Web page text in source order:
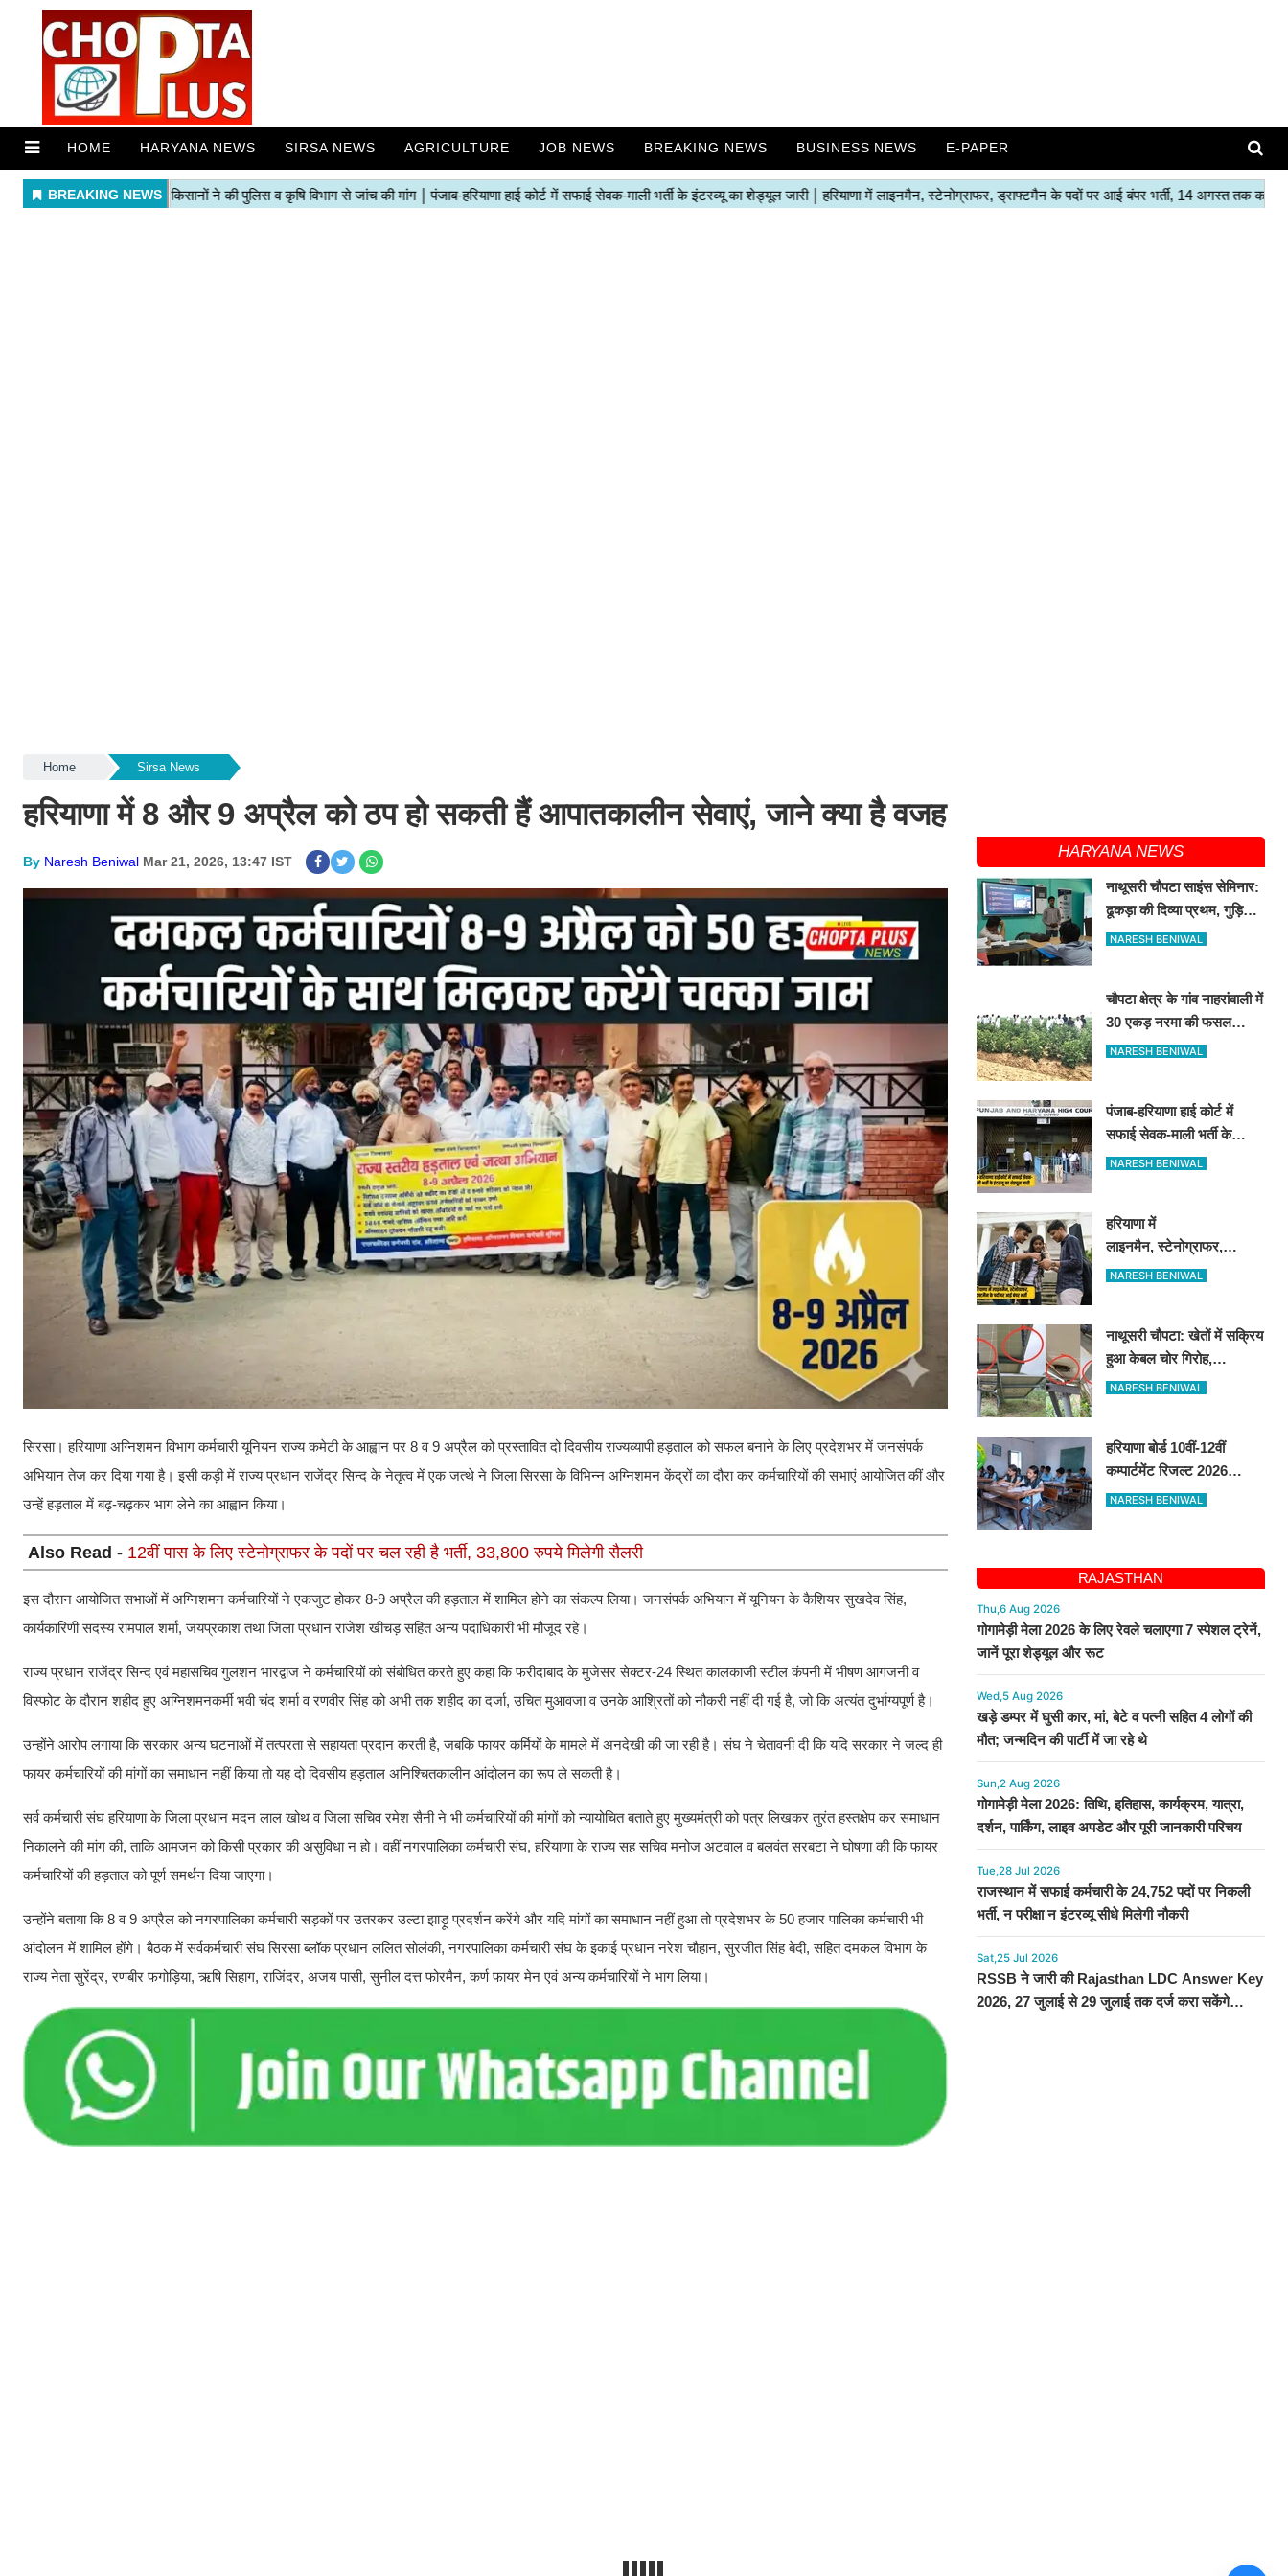
HOME HARYANA NEWS SIRSA NEWS AGRICULTURE JOB NEWS BREAKING NEWS BUSINESS NEWS E-PAPER
Home Sirsa News
हरियाणा में 8 और 9 अप्रैल को ठप हो सकती हैं आपातकालीन सेवाएं, जाने क्या है वजह
By Naresh Beniwal Mar 21, 2026, 13:47 IST
सिरसा। हरियाणा अग्निशमन विभाग कर्मचारी यूनियन राज्य कमेटी के आह्वान पर 8 व 9 अप्रैल को प्रस्तावित दो दिवसीय राज्यव्यापी हड़ताल को सफल बनाने के लिए प्रदेशभर में जनसंपर्क
अभियान तेज कर दिया गया है। इसी कड़ी में राज्य प्रधान राजेंद्र सिन्द के नेतृत्व में एक जत्थे ने जिला सिरसा के विभिन्न अग्निशमन केंद्रों का दौरा कर कर्मचारियों की सभाएं आयोजित कीं और
उन्हें हड़ताल में बढ़-चढ़कर भाग लेने का आह्वान किया।
Also Read - 12वीं पास के लिए स्टेनोग्राफर के पदों पर चल रही है भर्ती, 33,800 रुपये मिलेगी सैलरी
इस दौरान आयोजित सभाओं में अग्निशमन कर्मचारियों ने एकजुट होकर 8-9 अप्रैल की हड़ताल में शामिल होने का संकल्प लिया। जनसंपर्क अभियान में यूनियन के कैशियर सुखदेव सिंह,
कार्यकारिणी सदस्य रामपाल शर्मा, जयप्रकाश तथा जिला प्रधान राजेश खीचड़ सहित अन्य पदाधिकारी भी मौजूद रहे।
राज्य प्रधान राजेंद्र सिन्द एवं महासचिव गुलशन भारद्वाज ने कर्मचारियों को संबोधित करते हुए कहा कि फरीदाबाद के मुजेसर सेक्टर-24 स्थित कालकाजी स्टील कंपनी में भीषण आगजनी व
विस्फोट के दौरान शहीद हुए अग्निशमनकर्मी भवी चंद शर्मा व रणवीर सिंह को अभी तक शहीद का दर्जा, उचित मुआवजा व उनके आश्रितों को नौकरी नहीं दी गई है, जो कि अत्यंत दुर्भाग्यपूर्ण है।
उन्होंने आरोप लगाया कि सरकार अन्य घटनाओं में तत्परता से सहायता प्रदान करती है, जबकि फायर कर्मियों के मामले में अनदेखी की जा रही है। संघ ने चेतावनी दी कि यदि सरकार ने जल्द ही
फायर कर्मचारियों की मांगों का समाधान नहीं किया तो यह दो दिवसीय हड़ताल अनिश्चितकालीन आंदोलन का रूप ले सकती है।
सर्व कर्मचारी संघ हरियाणा के जिला प्रधान मदन लाल खोथ व जिला सचिव रमेश सैनी ने भी कर्मचारियों की मांगों को न्यायोचित बताते हुए मुख्यमंत्री को पत्र लिखकर तुरंत हस्तक्षेप कर समाधान
निकालने की मांग की, ताकि आमजन को किसी प्रकार की असुविधा न हो। वहीं नगरपालिका कर्मचारी संघ, हरियाणा के राज्य सह सचिव मनोज अटवाल व बलवंत सरबटा ने घोषणा की कि फायर
कर्मचारियों की हड़ताल को पूर्ण समर्थन दिया जाएगा।
उन्होंने बताया कि 8 व 9 अप्रैल को नगरपालिका कर्मचारी सड़कों पर उतरकर उल्टा झाड़ू प्रदर्शन करेंगे और यदि मांगों का समाधान नहीं हुआ तो प्रदेशभर के 50 हजार पालिका कर्मचारी भी
आंदोलन में शामिल होंगे। बैठक में सर्वकर्मचारी संघ सिरसा ब्लॉक प्रधान ललित सोलंकी, नगरपालिका कर्मचारी संघ के इकाई प्रधान नरेश चौहान, सुरजीत सिंह बेदी, सहित दमकल विभाग के
राज्य नेता सुरेंद्र, रणबीर फगोड़िया, ऋषि सिहाग, राजिंदर, अजय पासी, सुनील दत्त फोरमैन, कर्ण फायर मेन एवं अन्य कर्मचारियों ने भाग लिया।
HARYANA NEWS
नाथूसरी चौपटा साइंस सेमिनार:
ढूकड़ा की दिव्या प्रथम, गुड़िया
खेड़ा के पंकज को दूसरा स्थान
NARESH BENIWAL
चौपटा क्षेत्र के गांव नाहरांवाली में
30 एकड़ नरमा की फसल
खराब, किसानों ने की पुलिस व
NARESH BENIWAL
पंजाब-हरियाणा हाई कोर्ट में
सफाई सेवक-माली भर्ती के
इंटरव्यू का शेड्यूल जारी
NARESH BENIWAL
हरियाणा में
लाइनमैन, स्टेनोग्राफर,
ड्राफ्टमैन के पदों पर आई बंपर
NARESH BENIWAL
नाथूसरी चौपटा: खेतों में सक्रिय
हुआ केबल चोर गिरोह,
गुसाईआना में 4 सोलर पैनल
NARESH BENIWAL
हरियाणा बोर्ड 10वीं-12वीं
कम्पार्टमेंट रिजल्ट 2026
जारी, bseh.org.in से करें
NARESH BENIWAL
RAJASTHAN
Thu,6 Aug 2026
गोगामेड़ी मेला 2026 के लिए रेवले चलाएगा 7 स्पेशल ट्रेनें,
जानें पूरा शेड्यूल और रूट
Wed,5 Aug 2026
खड़े डम्पर में घुसी कार, मां, बेटे व पत्नी सहित 4 लोगों की
मौत; जन्मदिन की पार्टी में जा रहे थे
Sun,2 Aug 2026
गोगामेड़ी मेला 2026: तिथि, इतिहास, कार्यक्रम, यात्रा,
दर्शन, पार्किंग, लाइव अपडेट और पूरी जानकारी परिचय
Tue,28 Jul 2026
राजस्थान में सफाई कर्मचारी के 24,752 पदों पर निकली
भर्ती, न परीक्षा न इंटरव्यू सीधे मिलेगी नौकरी
Sat,25 Jul 2026
RSSB ने जारी की Rajasthan LDC Answer Key
2026, 27 जुलाई से 29 जुलाई तक दर्ज करा सकेंगे